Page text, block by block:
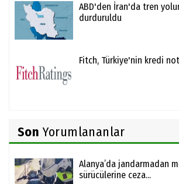
ABD'den İran'da tren
durduruldu
Fitch, Türkiye'nin kredi
Son Yorumlananlar
Alanya’da jandarmadan
sürücülerine ceza...